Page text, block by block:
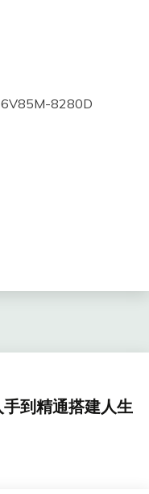
8280D
到精通搭建人生